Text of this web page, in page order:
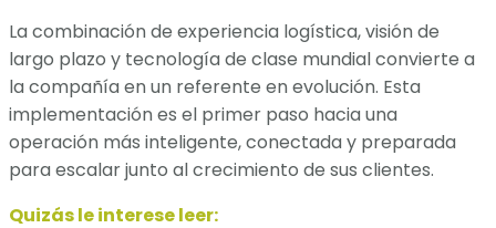
La combinación de experiencia logística, visión de
largo plazo y tecnología de clase mundial convierte a
la compañía en un referente en evolución. Esta
implementación es el primer paso hacia una
operación más inteligente, conectada y preparada
para escalar junto al crecimiento de sus clientes.
Quizás le interese leer: